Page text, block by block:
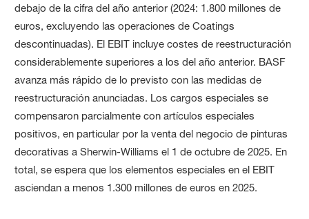
debajo de la cifra del año anterior (2024: 1.800 millones de
euros, excluyendo las operaciones de Coatings
descontinuadas). El EBIT incluye costes de reestructuración
considerablemente superiores a los del año anterior. BASF
avanza más rápido de lo previsto con las medidas de
reestructuración anunciadas. Los cargos especiales se
compensaron parcialmente con artículos especiales
positivos, en particular por la venta del negocio de pinturas
decorativas a Sherwin-Williams el 1 de octubre de 2025. En
total, se espera que los elementos especiales en el EBIT
asciendan a menos 1.300 millones de euros en 2025.